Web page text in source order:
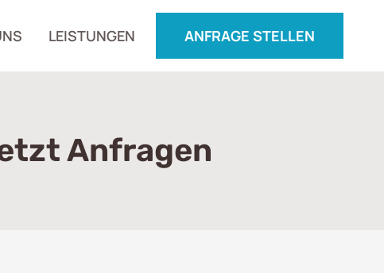
LEISTUNGEN ANFRAGE STELLEN
Anfragen